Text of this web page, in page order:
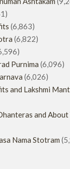
(6,863)
(6,822)
Purnima (6,096)
(6,026)
and Lakshmi
and About
Nama Stotram